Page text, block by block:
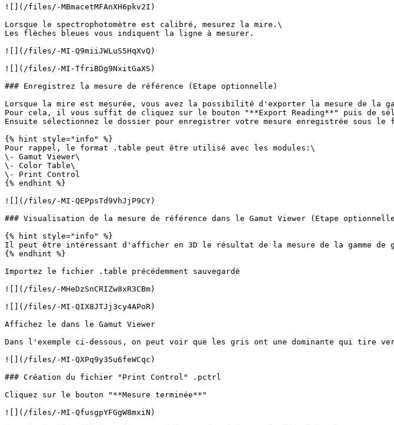
![](/files/-MBmacetMFAnXH6pkv2I)
Lorsque le spectrophotomètre est calibré, mesurez la mire.\
Les flèches bleues vous indiquent la ligne à mesurer.
![](/files/-MI-Q9miiJWLuS5HqXvQ)
![](/files/-MI-TfriBDg9NxitGaXS)
### Enregistrez la mesure de référence (Etape optionnelle)
Lorsque la mire est mesurée, vous avez la possibilité d'exporter la mesure de la
Pour cela, il vous suffit de cliquez sur le bouton "**Export Reading**" puis de
Ensuite sélectionnez le dossier pour enregistrer votre mesure enregistrée sous le
{% hint style="info" %}
Pour rappel, le format .table peut être utilisé avec les modules:\
\- Gamut Viewer\
\- Color Table\
\- Print Control
{% endhint %}
![](/files/-MI-QEPpsTd9VhJjP9CY)
### Visualisation de la mesure de référence dans le Gamut Viewer (Etape
{% hint style="info" %}
Il peut être intéressant d'afficher en 3D le résultat de la mesure de la gamme de
{% endhint %}
Importez le fichier .table précédemment sauvegardé
![](/files/-MHeDzSnCRIZw8xR3CBm)
![](/files/-MI-QIX8JTJj3cy4APoR)
Affichez le dans le Gamut Viewer
Dans l'exemple ci-dessous, on peut voir que les gris ont une dominante qui tire
![](/files/-MI-QXPq9y35u6feWCqc)
### Création du fichier "Print Control" .pctrl
Cliquez sur le bouton "**Mesure terminée**"
![](/files/-MI-QfusgpYFGgW8mxiN)